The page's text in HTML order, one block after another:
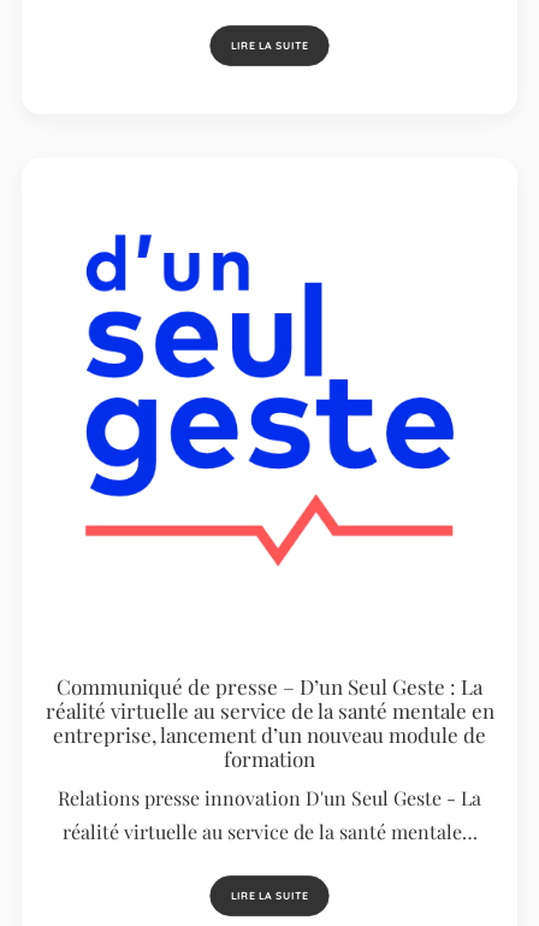
LIRE LA SUITE
Communiqué de presse – D’un Seul Geste : La
réalité virtuelle au service de la santé mentale en
entreprise, lancement d’un nouveau module de
formation
Relations presse innovation D'un Seul Geste - La
réalité virtuelle au service de la santé mentale…
LIRE LA SUITE